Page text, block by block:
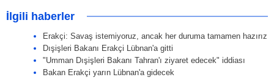
İlgili haberler
Erakçi: Savaş istemiyoruz, ancak her duruma tamamen hazırız
Dışişleri Bakanı Erakçi Lübnan'a gitti
"Umman Dışişleri Bakanı Tahran'ı ziyaret edecek" iddiası
Bakan Erakçi yarın Lübnan'a gidecek